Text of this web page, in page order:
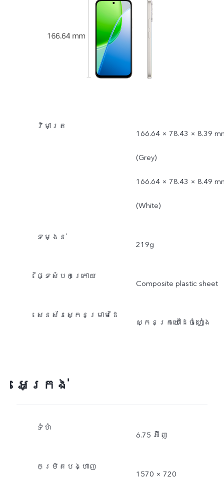
វិមាត្រ
166.64 × 78.43 × 8.39
(Grey)
166.64 × 78.43 × 8.49
(White)
ទម្ងន់
219g
ផ្ទៃសំបកក្រោយ
Composite plastic sheet
សេនស័រស្កេនម្រាមដៃ
ស្កេនក្រយៅដៃចំហៀង
អេក្រង់
ទំហំ
6.75 អ៊ីញ
កម្រិតបង្ហាញ
1570 × 720